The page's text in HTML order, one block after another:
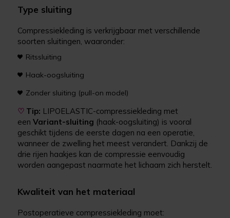
Type sluiting
Compressiekleding is verkrijgbaar met verschillende
soorten sluitingen, waaronder:
Ritssluiting
Haak-oogsluiting
Zonder sluiting (pull-on model)
♡ Tip: LIPOELASTIC-compressiekleding met
eenVariant-sluiting (haak-oogsluiting) is vooral
geschikt tijdens de eerste dagen na een operatie,
wanneer de zwelling het meest verandert. Dankzij de
drie rijen haakjes kan de compressie eenvoudig
worden aangepast naarmate het lichaam zich herstelt.
Kwaliteit van het materiaal
Postoperatieve compressiekleding moet: